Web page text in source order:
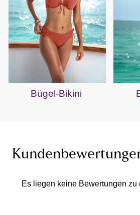
Bügel-Bikini
Es liegen keine Bewertungen zu